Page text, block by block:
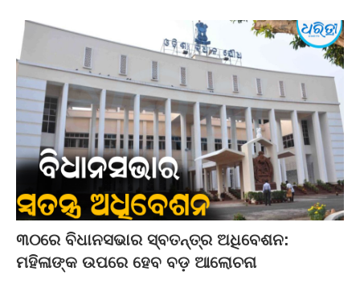
୩୦ରେ ବିଧାନସଭାର ସ୍ବତନ୍ତ୍ର ଅଧିବେଶନ:
ମହିଳାଙ୍କ ଉପରେ ହେବ ବଡ଼ ଆଲୋଚନା